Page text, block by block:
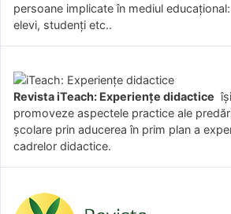
persoane implicate în mediul
elevi, studenți etc..
Revista iTeach: Experienţe didactice
promoveze aspectele practice ale
şcolare prin aducerea în prim plan a
cadrelor didactice.